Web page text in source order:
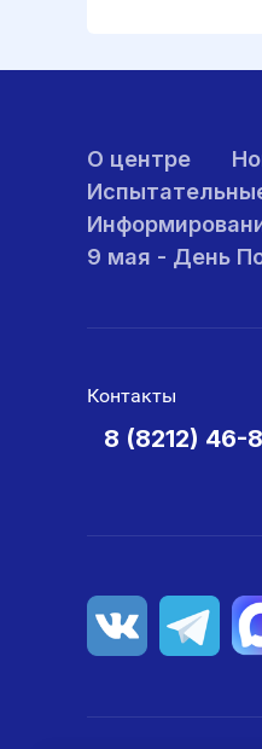
О центре
9 мая - День
Контакты
8 (8212) 46-